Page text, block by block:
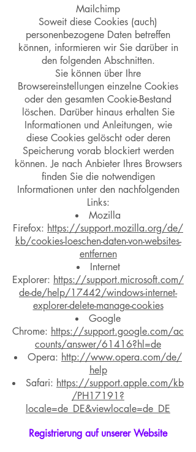
Mailchimp
Soweit diese Cookies (auch)
personenbezogene Daten betreffen
können, informieren wir Sie darüber in
den folgenden Abschnitten.
Sie können über Ihre
Browsereinstellungen einzelne Cookies
oder den gesamten Cookie-Bestand
löschen. Darüber hinaus erhalten Sie
Informationen und Anleitungen, wie
diese Cookies gelöscht oder deren
Speicherung vorab blockiert werden
können. Je nach Anbieter Ihres Browsers
finden Sie die notwendigen
Informationen unter den nachfolgenden
Links:
Mozilla
Firefox: https://support.mozilla.org/de/
kb/cookies-loeschen-daten-von-websites-
entfernen
Internet
Explorer: https://support.microsoft.com/
de-de/help/17442/windows-internet-
explorer-delete-manage-cookies
Google
Chrome: https://support.google.com/ac
counts/answer/61416?hl=de
Opera: http://www.opera.com/de/
help
Safari: https://support.apple.com/kb
/PH17191?
locale=de_DE&viewlocale=de_DE
Registrierung auf unserer Website